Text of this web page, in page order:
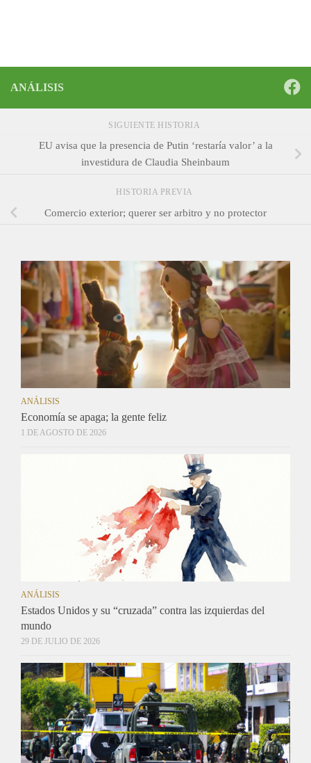
ANÁLISIS
SIGUIENTE HISTORIA
EU avisa que la presencia de Putin ‘restaría valor’ a la
investidura de Claudia Sheinbaum
HISTORIA PREVIA
Comercio exterior; querer ser arbitro y no protector
ANÁLISIS
Economía se apaga; la gente feliz
1 DE AGOSTO DE 2026
ANÁLISIS
Estados Unidos y su “cruzada” contra las izquierdas del
mundo
29 DE JULIO DE 2026